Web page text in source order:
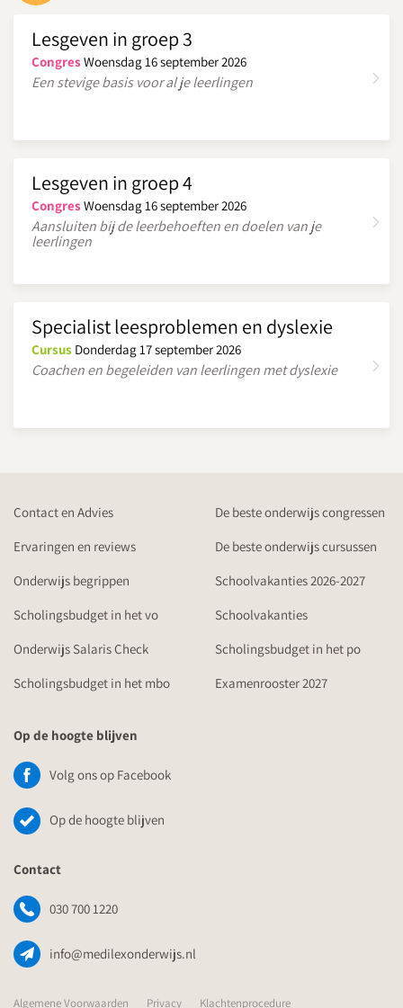
Lesgeven in groep 3
Congres Woensdag 16 september 2026
Een stevige basis voor al je leerlingen
Lesgeven in groep 4
Congres Woensdag 16 september 2026
Aansluiten bij de leerbehoeften en doelen van je
leerlingen
Specialist leesproblemen en dyslexie
Cursus Donderdag 17 september 2026
Coachen en begeleiden van leerlingen met dyslexie
Contact en Advies
De beste onderwijs congressen
Ervaringen en reviews
De beste onderwijs cursussen
Onderwijs begrippen
Schoolvakanties 2026-2027
Scholingsbudget in het vo
Schoolvakanties
Onderwijs Salaris Check
Scholingsbudget in het po
Scholingsbudget in het mbo
Examenrooster 2027
Op de hoogte blijven
Volg ons op Facebook
Op de hoogte blijven
Contact
030 700 1220
info@medilexonderwijs.nl
Algemene Voorwaarden Privacy Klachtenprocedure